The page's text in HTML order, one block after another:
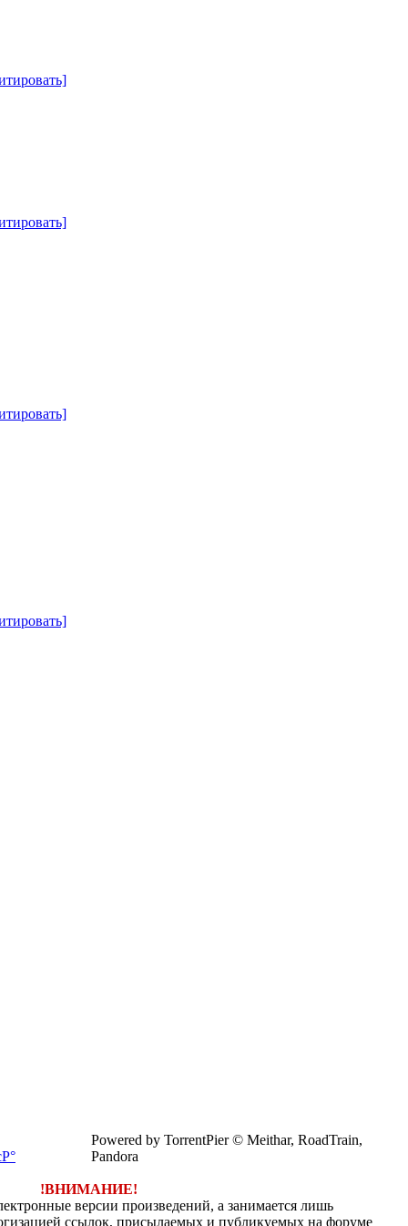
Powered by TorrentPier © Meithar, RoadTrain,
Pandora
!ВНИМАНИЕ!
версии произведений, а занимается лишь
ссылок, присылаемых и публикуемых на форуме